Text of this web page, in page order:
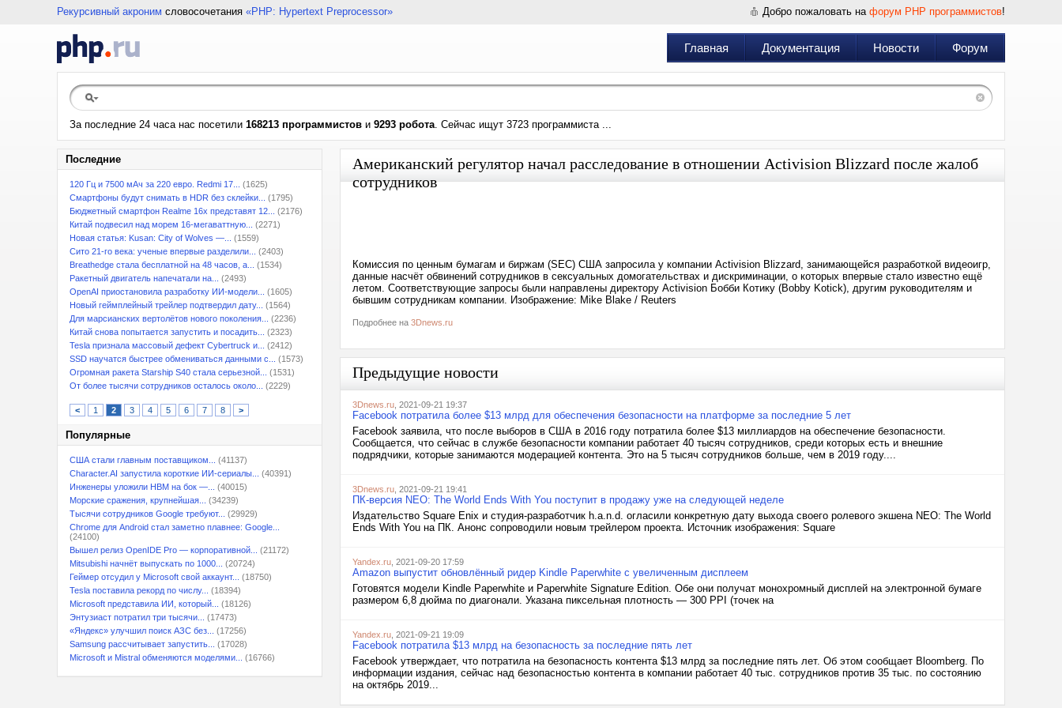
Рекурсивный акроним словосочетания «PHP: Hypertext Preprocessor» Добро пожаловать на форум PHP программистов!
Главная Документация Новости Форум
За последние 24 часа нас посетили 168213 программистов и 9293 робота. Сейчас ищут 3723 программиста ...
Последние
120 Гц и 7500 мАч за 220 евро. Redmi 17...
(1625)
Смартфоны будут снимать в HDR без склейки...
(1795)
Бюджетный смартфон Realme 16x представят 12...
(2176)
Китай подвесил над морем 16-мегаваттную...
(2271)
Новая статья: Kusan: City of Wolves —...
(1559)
Сито 21-го века: ученые впервые разделили...
(2403)
Breathedge стала бесплатной на 48 часов, а...
(1534)
Ракетный двигатель напечатали на...
(2493)
OpenAI приостановила разработку ИИ-модели...
(1605)
Новый геймплейный трейлер подтвердил дату...
(1564)
Для марсианских вертолётов нового поколения...
(2236)
Китай снова попытается запустить и посадить...
(2323)
Tesla признала массовый дефект Cybertruck и...
(2412)
SSD научатся быстрее обмениваться данными с...
(1573)
Огромная ракета Starship S40 стала серьезной...
(1531)
От более тысячи сотрудников осталось около...
(2229)
< 1 2 3 4 5 6 7 8 >
Популярные
США стали главным поставщиком...
(41137)
Character.AI запустила короткие ИИ-сериалы...
(40391)
Инженеры уложили HBM на бок —...
(40015)
Морские сражения, крупнейшая...
(34239)
Тысячи сотрудников Google требуют...
(29929)
Chrome для Android стал заметно плавнее: Google...
(24100)
Вышел релиз OpenIDE Pro — корпоративной...
(21172)
Mitsubishi начнёт выпускать по 1000...
(20724)
Геймер отсудил у Microsoft свой аккаунт...
(18750)
Tesla поставила рекорд по числу...
(18394)
Microsoft представила ИИ, который...
(18126)
Энтузиаст потратил три тысячи...
(17473)
«Яндекс» улучшил поиск АЗС без...
(17256)
Samsung рассчитывает запустить...
(17028)
Microsoft и Mistral обменяются моделями...
(16766)
Американский регулятор начал расследование в отношении Activision Blizzard после жалоб
сотрудников
Комиссия по ценным бумагам и биржам (SEC) США запросила у компании Activision Blizzard, занимающейся разработкой видеоигр,
данные насчёт обвинений сотрудников в сексуальных домогательствах и дискриминации, о которых впервые стало известно ещё
летом. Соответствующие запросы были направлены директору Activision Бобби Котику (Bobby Kotick), другим руководителям и
бывшим сотрудникам компании. Изображение: Mike Blake / Reuters
Подробнее на 3Dnews.ru
Предыдущие новости
3Dnews.ru , 2021-09-21 19:37
Facebook потратила более $13 млрд для обеспечения безопасности на платформе за последние 5 лет
Facebook заявила, что после выборов в США в 2016 году потратила более $13 миллиардов на обеспечение безопасности.
Сообщается, что сейчас в службе безопасности компании работает 40 тысяч сотрудников, среди которых есть и внешние
подрядчики, которые занимаются модерацией контента. Это на 5 тысяч сотрудников больше, чем в 2019 году....
3Dnews.ru , 2021-09-21 19:41
ПК-версия NEO: The World Ends With You поступит в продажу уже на следующей неделе
Издательство Square Enix и студия-разработчик h.a.n.d. огласили конкретную дату выхода своего ролевого экшена NEO: The World
Ends With You на ПК. Анонс сопроводили новым трейлером проекта. Источник изображения: Square
Yandex.ru , 2021-09-20 17:59
Amazon выпустит обновлённый ридер Kindle Paperwhite с увеличенным дисплеем
Готовятся модели Kindle Paperwhite и Paperwhite Signature Edition. Обе они получат монохромный дисплей на электронной бумаге
размером 6,8 дюйма по диагонали. Указана пиксельная плотность — 300 PPI (точек на
Yandex.ru , 2021-09-21 19:09
Facebook потратила $13 млрд на безопасность за последние пять лет
Facebook утверждает, что потратила на безопасность контента $13 млрд за последние пять лет. Об этом сообщает Bloomberg. По
информации издания, сейчас над безопасностью контента в компании работает 40 тыс. сотрудников против 35 тыс. по состоянию
на октябрь 2019...